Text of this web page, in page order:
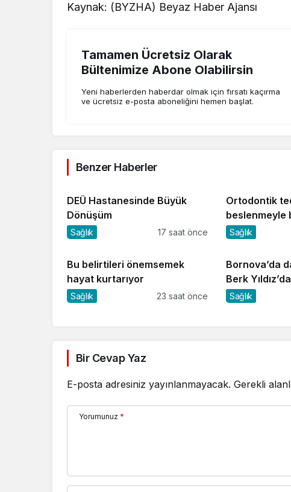
Kaynak: (BYZHA) Beyaz Haber Ajansı
Tamamen Ücretsiz Olarak
Bültenimize Abone Olabilirsin
Yeni haberlerden haberdar olmak için fırsatı kaçırma
ve ücretsiz e-posta aboneliğini hemen başlat.
Benzer Haberler
DEÜ Hastanesinde Büyük
Dönüşüm
Sağlık 17 saat önce
Ortodontik
beslenmeyle
Sağlık
Bu belirtileri önemsemek
hayat kurtarıyor
Sağlık 23 saat önce
Bornova’da
Berk Yıldız’da
Sağlık
Bir Cevap Yaz
E-posta adresiniz yayınlanmayacak. Gerekli
Yorumunuz *